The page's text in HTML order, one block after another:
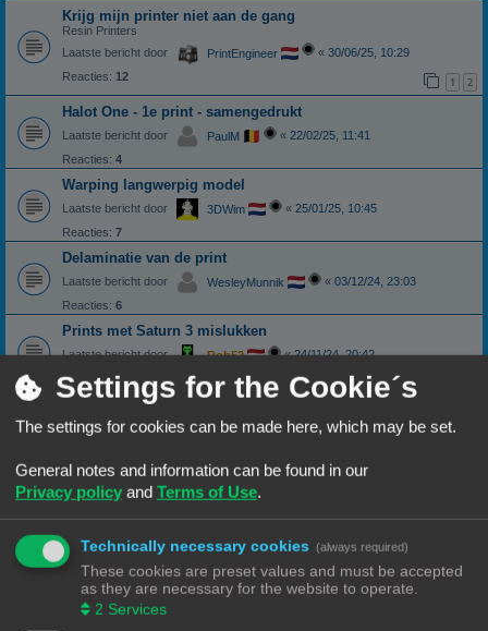
Krijg mijn printer niet aan de gang
Resin Printers
Laatste bericht door
PrintEngineer « 30/06/25, 10:29
Reacties: 12 1 2
Halot One - 1e print - samengedrukt
Laatste bericht door PaulM « 22/02/25, 11:41
Reacties: 4
Warping langwerpig model
Laatste bericht door 3DWim « 25/01/25, 10:45
Reacties: 7
Delaminatie van de print
Laatste bericht door WesleyMunnik « 03/12/24, 23:03
Reacties: 6
Prints met Saturn 3 mislukken
Laatste bericht door Rob52 «24/11/24, 20:42
Reacties:5
Wisselen van nozzle
Laatste bericht door Frits « 10/10/24, 07:18
Ender 3D V2 extrusie stopt halverwege print
Laatste bericht door Wim62
fietswielen
problem met fijne stukken
Laatste bericht door
PaulM «04/08/24, 21:26
Settings for the Cookie´s
The settings for cookies can be made here, which may be set.
General notes and information can be found in our
Privacy policy and Terms of Use.
Technically necessary cookies (always required)
These cookies are preset values and must be accepted
as they are necessary for the website to operate.
2 Services